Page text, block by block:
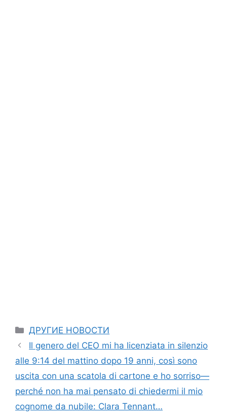
Categories
ДРУГИЕ НОВОСТИ
Il genero del CEO mi ha licenziata in silenzio
alle 9:14 del mattino dopo 19 anni, così sono
uscita con una scatola di cartone e ho sorriso—
perché non ha mai pensato di chiedermi il mio
cognome da nubile: Clara Tennant…